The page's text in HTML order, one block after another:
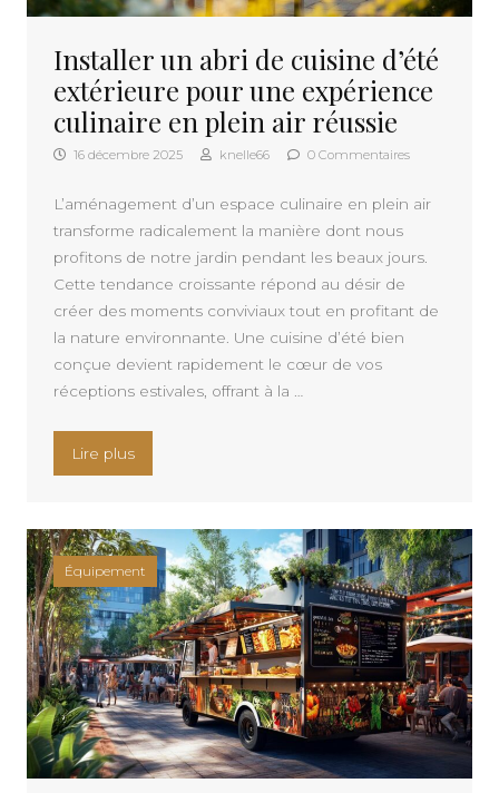
Installer un abri de cuisine d’été
extérieure pour une expérience
culinaire en plein air réussie
16 décembre 2025 knelle66 0 Commentaires
L’aménagement d’un espace culinaire en plein air
transforme radicalement la manière dont nous
profitons de notre jardin pendant les beaux jours.
Cette tendance croissante répond au désir de
créer des moments conviviaux tout en profitant de
la nature environnante. Une cuisine d’été bien
conçue devient rapidement le cœur de vos
réceptions estivales, offrant à la …
Lire plus« Installer un abri de cuisine d’été extérieure
Équipement